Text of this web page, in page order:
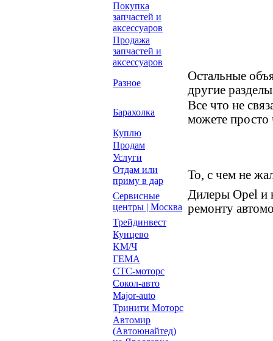
Покупка
запчастей и
аксессуаров
Продажа
запчастей и
аксессуаров
Разное
Остальные
другие разделы
Барахолка
Все что не
можете просто
Куплю
Продам
Услуги
Отдам или
приму в дар
То, с чем не
Сервисные
центры | Москва
Дилеры Opel и
ремонту
Трейдинвест
Кунцево
KM/Ч
ГЕМА
СТС-моторс
Сокол-авто
Major-auto
Тринити Моторс
Автомир
(Автоюнайтед)